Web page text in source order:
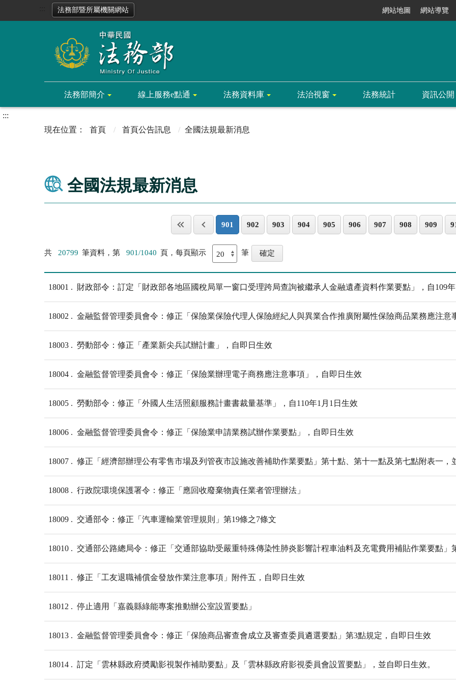
法務部暨所屬機關網站 網站地圖 網站導覽
法務部簡介 線上服務e點通 法務資料庫 法治視窗 法務統計 資訊公開
:::
首頁
首頁公告訊息 全國法規最新消息
全國法規最新消息
901 902 903 904 905 906 907 908 909
共 20799 筆資料，第 901/1040 頁，每頁顯示 筆
18001 財政部令：訂定「財政部各地區國稅局單一窗口受理跨局查詢被繼承人金融遺產資料作業要點」，自109
18002 金融監督管理委員會令：修正「保險業保險代理人保險經紀人與異業合作推廣附屬性保險商品業務應注意
18003 勞動部令：修正「產業新尖兵試辦計畫」，自即日生效
18004 金融監督管理委員會令：修正「保險業辦理電子商務應注意事項」，自即日生效
18005 勞動部令：修正「外國人生活照顧服務計畫書裁量基準」，自110年1月1日生效
18006 金融監督管理委員會令：修正「保險業申請業務試辦作業要點」，自即日生效
18007 修正「經濟部辦理公有零售市場及列管夜市設施改善補助作業要點」第十點、第十一點及第七點附表一，
18008 行政院環境保護署令：修正「應回收廢棄物責任業者管理辦法」
18009 交通部令：修正「汽車運輸業管理規則」第19條之7條文
18010 交通部公路總局令：修正「交通部協助受嚴重特殊傳染性肺炎影響計程車油料及充電費用補貼作業要點」
18011 修正「工友退職補償金發放作業注意事項」附件五，自即日生效
18012 停止適用「嘉義縣綠能專案推動辦公室設置要點」
18013 金融監督管理委員會令：修正「保險商品審查會成立及審查委員遴選要點」第3點規定，自即日生效
18014 訂定「雲林縣政府奬勵影視製作補助要點」及「雲林縣政府影視委員會設置要點」，並自即日生效。